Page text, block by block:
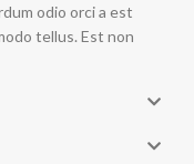
odio orci a est
tellus. Est non